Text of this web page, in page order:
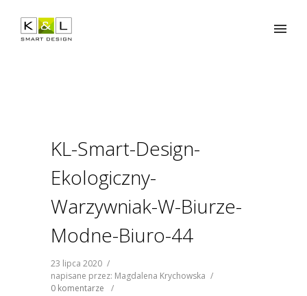
KL-Smart-Design-
Ekologiczny-
Warzywniak-W-Biurze-
Modne-Biuro-44
23 lipca 2020 /
napisane przez: Magdalena Krychowska /
0 komentarze
/